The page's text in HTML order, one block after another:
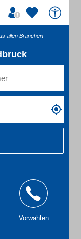
allen Branchen
Vorwahlen